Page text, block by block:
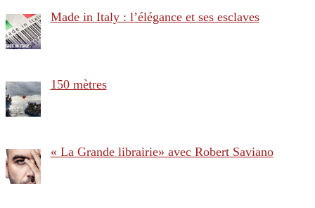
Made in Italy : l’élégance et ses esclaves
150 mètres
« La Grande librairie» avec Robert Saviano